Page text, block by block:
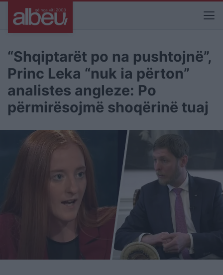
“Shqiptarët po na pushtojnë”,
Princ Leka “nuk ia përton”
analistes angleze: Po
përmirësojmë shoqërinë tuaj